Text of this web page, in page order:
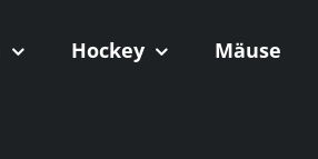
Hockey Mäuse